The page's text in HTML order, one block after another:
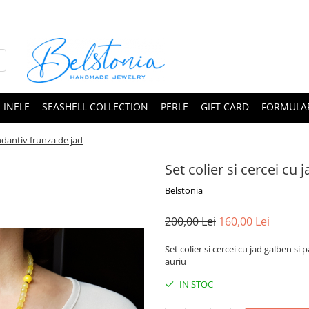
INELE SEASHELL COLLECTION PERLE GIFT CARD
frunza de jad
Set colier si cercei cu
Belstonia
200,00 Lei 160,00 Lei
Set colier si cercei cu jad galben
auriu
IN STOC